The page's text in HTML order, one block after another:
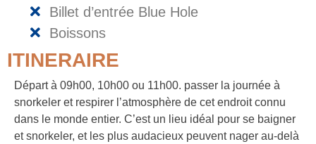
Billet d’entrée Blue Hole
Boissons
ITINERAIRE
Départ à 09h00, 10h00 ou 11h00. passer la journée à
snorkeler et respirer l’atmosphère de cet endroit connu
dans le monde entier. C’est un lieu idéal pour se baigner
et snorkeler, et les plus audacieux peuvent nager au-delà